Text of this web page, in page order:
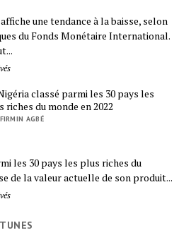
une tendance à la baisse, selon
du Fonds Monétaire International.
classé parmi les 30 pays les
riches du monde en 2022
AGBÉ
les 30 pays les plus riches du
de la valeur actuelle de son produit...